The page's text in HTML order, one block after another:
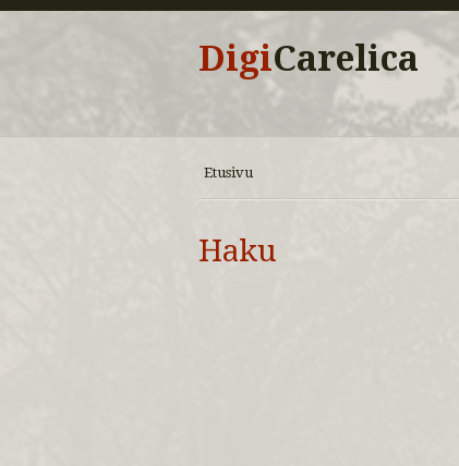
DigiCarelica
Etusivu
Haku